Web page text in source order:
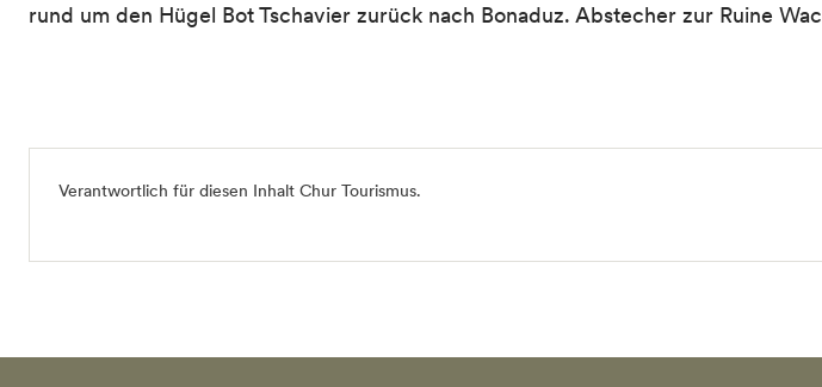
rund um den Hügel Bot Tschavier zurück nach Bonaduz. Abstecher zur Ruine
Verantwortlich für diesen Inhalt Chur Tourismus.